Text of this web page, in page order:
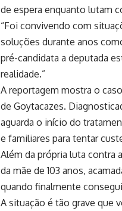
de espera enquanto lutam
“Foi convivendo com
soluções durante anos
pré-candidata a deputada
realidade.”
A reportagem mostra o
de Goytacazes.
aguarda o início do
e familiares para tentar
Além da própria luta contra
da mãe de 103 anos,
quando finalmente
A situação é tão grave que